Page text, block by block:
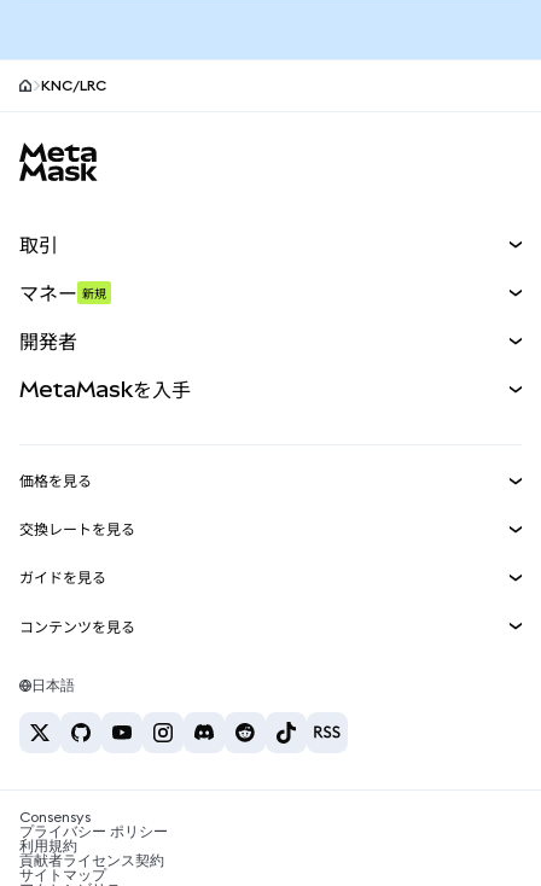
KNC/LRC
取引
パーペチュアル
RWA
マネー 新規
開発者
MetaMask Connect
Snaps
Web3サービス
MetaMaskを入手
セキュリティ
サポート
キャリア
お問い合わせ
価格を見る
イーサリアムの価格
Solanaの価格
Tetherの価格
交換レートを見る
ETH→USD
USDT→INR
BTC→INR
ETH→USDT
ガイドを見る
ETHの購入
USDTの購入
SHIBの購入
BNBの購入
コンテンツを見る
Solanaウォレット
税制関連ニュース
暗号資産の購入方法は？
日本語
Consensys
プライバシー ポリシー
利用規約
貢献者ライセンス契約
サイトマップ